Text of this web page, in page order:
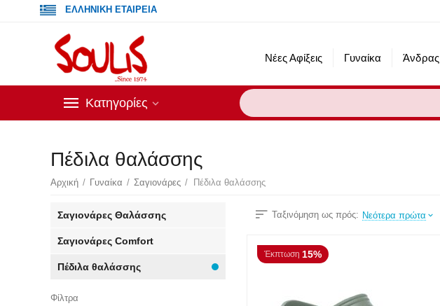
ΕΛΛΗΝΙΚΗ ΕΤΑΙΡΕΙΑ
Νέες Αφίξεις Γυναίκα Άνδρας
Κατηγορίες
Πέδιλα θαλάσσης
Αρχική / Γυναίκα / Σαγιονάρες / Πέδιλα θαλάσσης
Ταξινόμηση ως πρός: Νεότερα πρώτα
Έκπτωση 15%
Σαγιονάρες Θαλάσσης
Σαγιονάρες Comfort
Πέδιλα θαλάσσης
Φίλτρα